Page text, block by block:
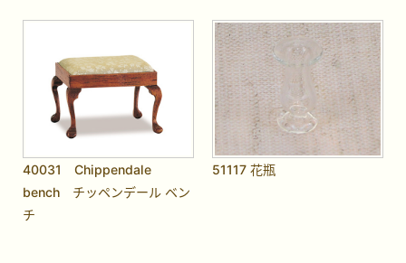
40031 Chippendale
bench チッペンデール ベン
チ
51117 花瓶